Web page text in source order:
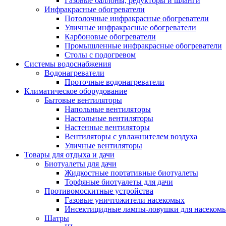
Инфракрасные обогреватели
Потолочные инфракрасные обогреватели
Уличные инфракрасные обогреватели
Карбоновые обогреватели
Промышленные инфракрасные обогреватели
Столы с подогревом
Системы водоснабжения
Водонагреватели
Проточные водонагреватели
Климатическое оборудование
Бытовые вентиляторы
Напольные вентиляторы
Настольные вентиляторы
Настенные вентиляторы
Вентиляторы с увлажнителем воздуха
Уличные вентиляторы
Товары для отдыха и дачи
Биотуалеты для дачи
Жидкостные портативные биотуалеты
Торфяные биотуалеты для дачи
Противомоскитные устройства
Газовые уничтожители насекомых
Инсектицидные лампы-ловушки для
Шатры